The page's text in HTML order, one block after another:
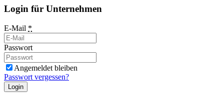
Login für Unternehmen
E-Mail *
Passwort
Angemeldet bleiben
Passwort vergessen?
Login